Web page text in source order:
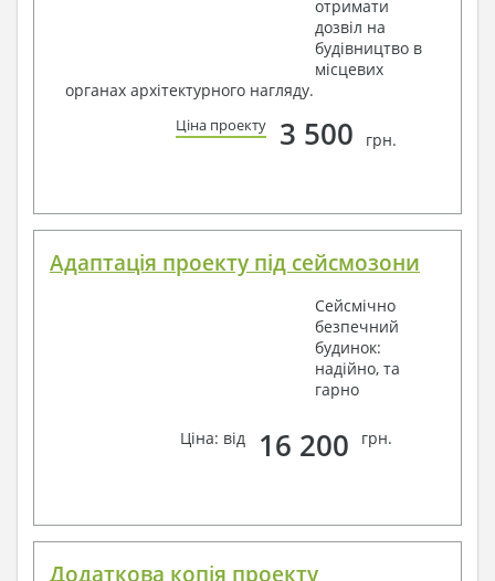
отримати
дозвіл на
будівництво в
місцевих
органах архітектурного нагляду.
Ціна проекту 3 500 грн.
Адаптація проекту під сейсмозони
Сейсмічно
безпечний
будинок:
надійно, та
гарно
Ціна: від 16 200 грн.
Додаткова копія проекту